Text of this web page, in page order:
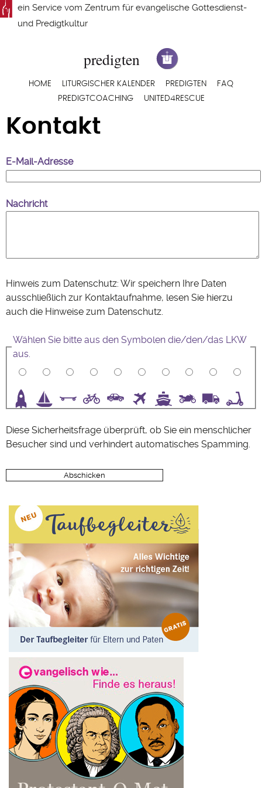
Direkt
zum
ein Service vom Zentrum für evangelische Gottesdienst-
und Predigtkultur
Hauptnavigation
HOME LITURGISCHER KALENDER PREDIGTEN
FAQ
PREDIGTCOACHING
UNITED4RESCUE
Kontakt
E-Mail-Adresse
Nachricht
Hinweis zum Datenschutz: Wir speichern Ihre Daten
ausschließlich zur Kontaktaufnahme, lesen Sie hierzu
auch die Hinweise zum Datenschutz.
Wählen Sie bitte aus den Symbolen die/den/das LKW
aus.
Diese Sicherheitsfrage überprüft, ob Sie ein menschlicher
Besucher sind und verhindert automatisches Spamming.